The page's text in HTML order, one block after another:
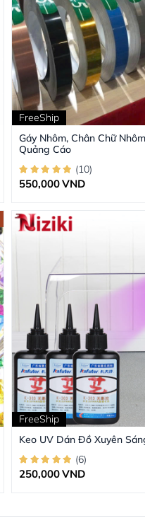
FreeShip
Gáy Nhôm, Chân Chữ
Quảng Cáo
(10)
550,000VND
FreeShip
Keo UV Dán Đồ Xuyên
(6)
250,000VND